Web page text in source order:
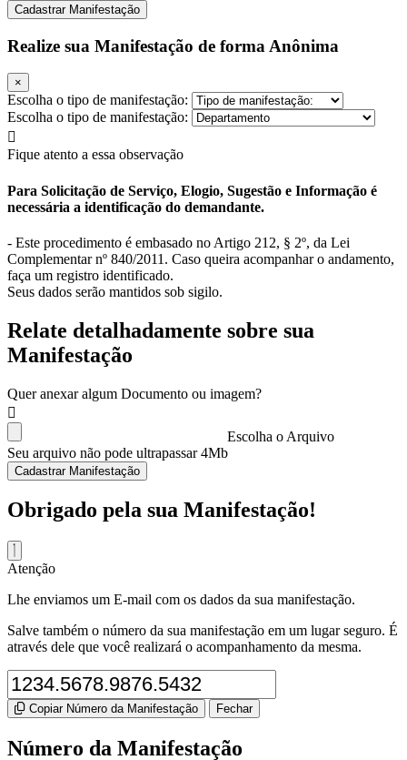
Cadastrar Manifestação
Realize sua Manifestação de forma Anônima
×
Escolha o tipo de manifestação:
Escolha o tipo de manifestação:
Fique atento a essa observação
Para Solicitação de Serviço, Elogio, Sugestão e Informação é
necessária a identificação do demandante.
- Este procedimento é embasado no Artigo 212, § 2º, da Lei
Complementar nº 840/2011. Caso queira acompanhar o andamento,
faça um registro identificado.
Seus dados serão mantidos sob sigilo.
Relate detalhadamente sobre sua
Manifestação
Quer anexar algum Documento ou imagem?
Escolha o Arquivo
Seu arquivo não pode ultrapassar 4Mb
Cadastrar Manifestação
Obrigado pela sua Manifestação!
Atenção
Lhe enviamos um E-mail com os dados da sua manifestação.
Salve também o número da sua manifestação em um lugar seguro. É
através dele que você realizará o acompanhamento da mesma.
Copiar Número da Manifestação Fechar
Número da Manifestação